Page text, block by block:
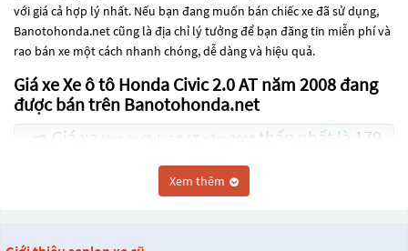
với giá cả hợp lý nhất. Nếu bạn đang muốn bán chiếc xe đã sử dụng,
Banotohonda.net cũng là địa chỉ lý tưởng để bạn đăng tin miễn phí và
rao bán xe một cách nhanh chóng, dễ dàng và hiệu quả.
Giá xe Xe ô tô Honda Civic 2.0 AT năm 2008 đang
được bán trên Banotohonda.net
Giá xe Honda Civic 2.0 AT năm 2008 thấp nhất là 179
Honda Civic 1.8 MT năm 2008
Xem thêm